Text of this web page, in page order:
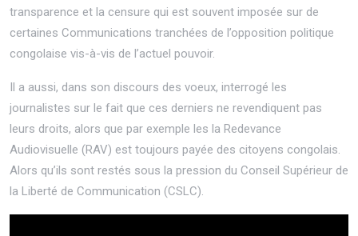
transparence et la censure qui est souvent imposée sur de
certaines Communications tranchées de l’opposition politique
congolaise vis-à-vis de l’actuel pouvoir.
Il a aussi, dans son discours des voeux, interrogé les
journalistes sur le fait que ces derniers ne revendiquent pas
leurs droits, alors que par exemple les la Redevance
Audiovisuelle (RAV) est toujours payée des citoyens congolais.
Alors qu’ils sont restés sous la pression du Conseil Supérieur de
la Liberté de Communication (CSLC).